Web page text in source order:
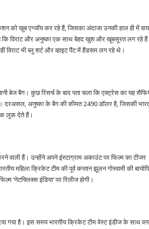
को खूब एन्जॉय कर रहे हैं, जिसका अंदाजा उनकी हाल ही में
है कि विराट और अनुष्का एक साथ बेहद खुश और खूबसूरत लग रहे
भी ब्लू शर्ट और व्हाइट पैंट में हैंडसम लग रहे थे।
बेज बैग। कुछ रिसर्च के बाद पता चला कि एक्ट्रेस का यह
दरअसल, अनुष्का के बैग की कीमत 2490 डॉलर है, जिसकी
लुक देते हैं।
वाली हैं। उन्होंने अपने इंस्टाग्राम अकाउंट पर फिल्म का टीजर
महिला क्रिकेट टीम की पूर्व कप्तान झूलन गोस्वामी की
‘नेटफ्लिक्स इंडिया’ पर रिलीज होगी।
गया है। इस समय भारतीय क्रिकेट टीम वेस्ट इंडीज के साथ